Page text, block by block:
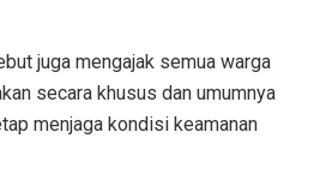
juga mengajak semua warga
secara khusus dan umumnya
menjaga kondisi keamanan